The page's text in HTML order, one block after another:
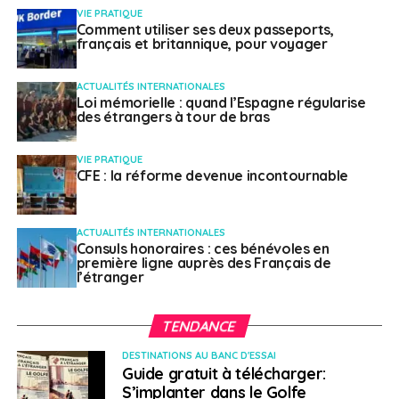
monde : «Il y a des hauts et des bas, ce n’est pas
toujours simple, surtout au début. On apprend la
langue, les codes culturels, on fait des erreurs et on
apprend. Ce type d’expérience mène à accepter la
différence et à accepter d’être affecté par toutes ces
rencontres multiculturelles. Lorsque je rentre en France,
est différente ».
Évolution de la
communauté française
de Rio
À Rio depuis maintenant plus de dix ans, la Française a
constaté une évolution dans la communauté française
de Rio. «La communauté française est beaucoup
VIE PRATIQUE
Comment utiliser ses deux passeports,
français et britannique, pour voyager
ACTUALITÉS INTERNATIONALES
Loi mémorielle : quand l’Espagne régularise
des étrangers à tour de bras
VIE PRATIQUE
CFE : la réforme devenue incontournable
ACTUALITÉS INTERNATIONALES
Consuls honoraires : ces bénévoles en
première ligne auprès des Français de
l’étranger
TENDANCE
DESTINATIONS AU BANC D'ESSAI
Guide gratuit à télécharger:
S’implanter dans le Golfe